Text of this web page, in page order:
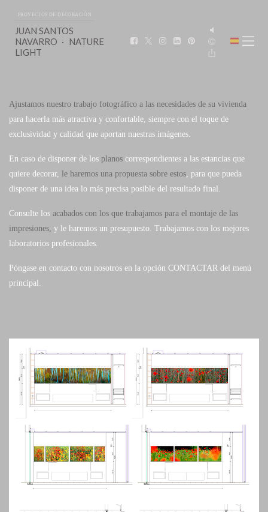
PROYECTOS DE DECORACIÓN
JUAN SANTOS
NAVARRO
NATURE
LIGHT
Ajustamos nuestro trabajo fotográfico a las necesidades de su vivienda
para hacerla más atractiva y confortable, siempre con el toque de
exclusividad y calidad que aportan nuestras imágenes.
En caso de disponer de los planos correspondientes a las estancias que
quiere decorar, le haremos una propuesta sobre estos, para que pueda
disponer de una idea lo más precisa posible del resultado final.
Consulte los acabados con los que trabajamos para el montaje de las
impresiones, y le haremos un presupuesto. Trabajamos con los mejores
laboratorios profesionales.
Póngase en contacto con nosotros en la opción CONTACTAR del menú
principal.